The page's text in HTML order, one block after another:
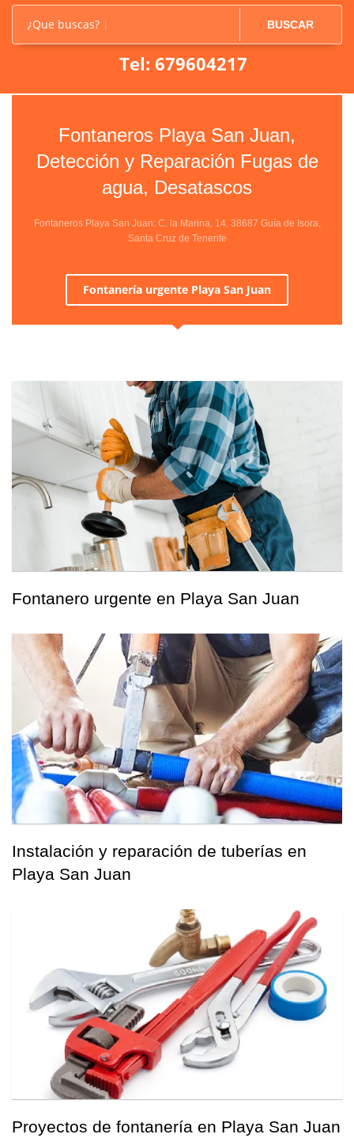
¿Que buscas? BUSCAR
Tel: 679604217
Fontaneros Playa San Juan,
Detección y Reparación Fugas de
agua, Desatascos
Fontaneros Playa San Juan: C. la Marina, 14, 38687 Guía de Isora,
Santa Cruz de Tenerife
Fontanería urgente Playa San Juan
Fontanero urgente en Playa San Juan
Instalación y reparación de tuberías en
Playa San Juan
Proyectos de fontanería en Playa San Juan